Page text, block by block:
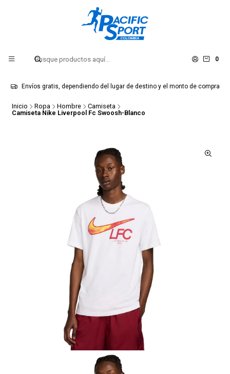
0
Envíos gratis, dependiendo del lugar de destino y el monto de compra
Inicio Ropa Hombre
Camiseta
Camiseta Nike Liverpool Fc Swoosh-Blanco